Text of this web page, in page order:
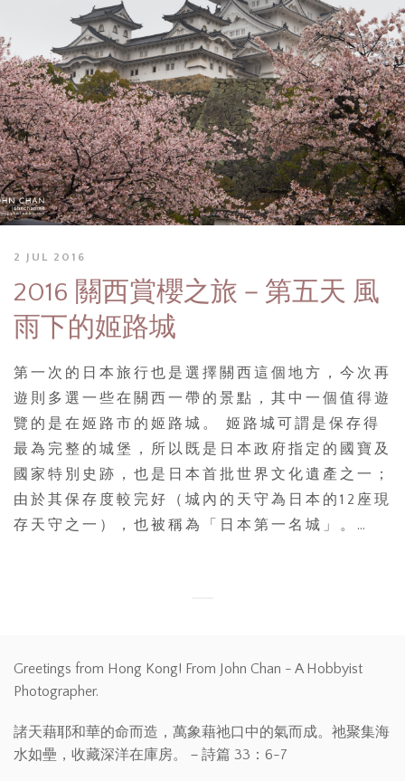
2 JUL 2016
2016 關西賞櫻之旅－第五天 風
雨下的姬路城
第一次的日本旅行也是選擇關西這個地方，今次再
遊則多選一些在關西一帶的景點，其中一個值得遊
覽的是在姬路市的姬路城。 姬路城可謂是保存得
最為完整的城堡，所以既是日本政府指定的國寶及
國家特別史跡，也是日本首批世界文化遺產之一；
由於其保存度較完好（城內的天守為日本的12座現
存天守之一），也被稱為「日本第一名城」。…
Greetings from Hong Kong! From John Chan - A Hobbyist
Photographer.
諸天藉耶和華的命而造，萬象藉祂口中的氣而成。祂聚集海
水如壘，收藏深洋在庫房。－詩篇 33：6-7